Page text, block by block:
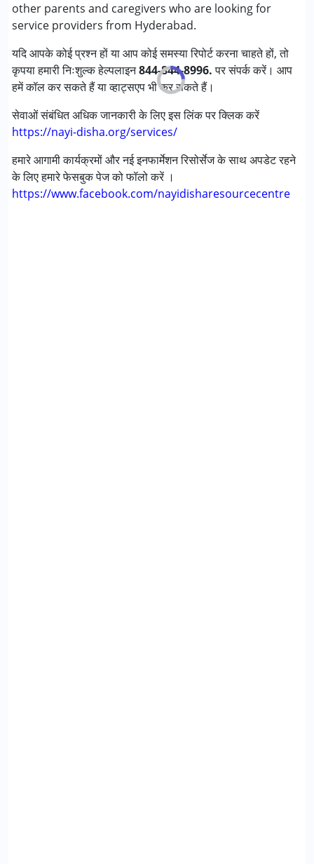
other parents and caregivers who are looking for
service providers from Hyderabad.
यदि आपके कोई प्रश्न हों या आप कोई समस्या रिपोर्ट करना चाहते हों, तो
कृपया हमारी निःशुल्क हेल्पलाइन844-844-8996.पर संपर्क करें। आप
हमें कॉल कर सकते हैं या व्हाट्सएप भी कर सकते हैं।
सेवाओं संबंधित अधिक जानकारी के लिए इस लिंक पर क्लिक करें
https://nayi-disha.org/services/
हमारे आगामी कार्यक्रमों और नई इनफार्मेशन रिसोर्सेज के साथ अपडेट रहने
के लिए हमारे फेसबुक पेज को फॉलो करें ।
https://www.facebook.com/nayidisharesourcecentre
आयु वर्ग : 6 - 12 years ,13 - 17 years ,above 18 years